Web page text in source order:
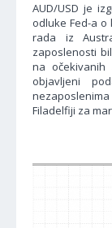
AUD/USD je
odluke Fed-a
rada iz
zaposlenosti
na očekivanih
objavljeni
nezaposlenima
Filadelfiji za